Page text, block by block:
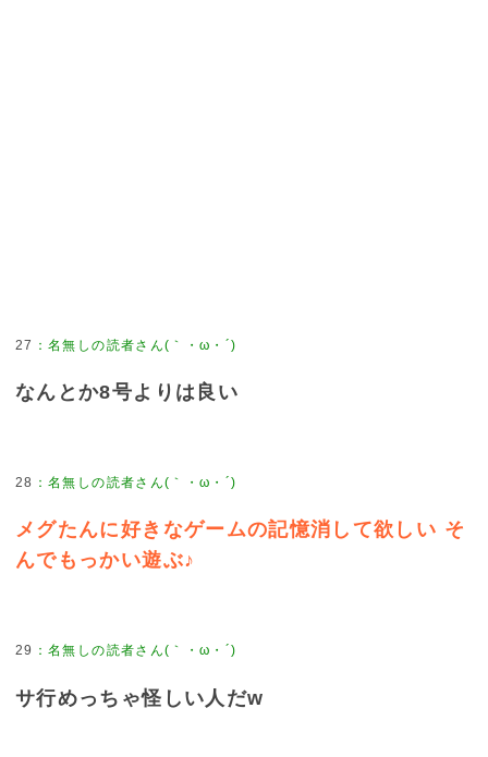
27 ：名無しの読者さん(｀・ω・´)
なんとか8号よりは良い
28 ：名無しの読者さん(｀・ω・´)
メグたんに好きなゲームの記憶消して欲しい そ
んでもっかい遊ぶ♪
29 ：名無しの読者さん(｀・ω・´)
サ行めっちゃ怪しい人だw